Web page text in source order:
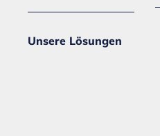
Unsere Lösungen